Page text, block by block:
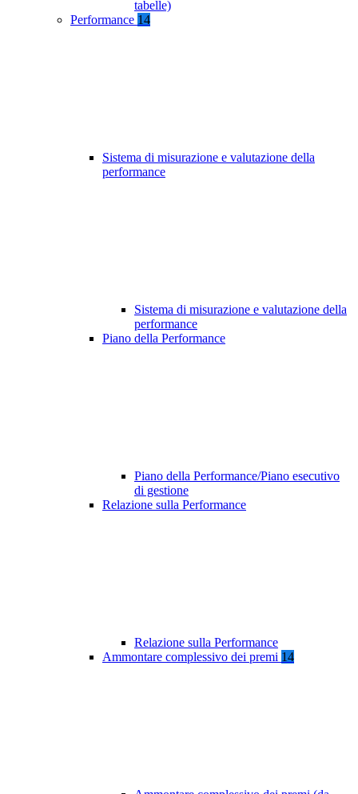
tabelle)
Performance 14
Sistema di misurazione e valutazione della
performance
Sistema di misurazione e valutazione della
performance
Piano della Performance
Piano della Performance/Piano esecutivo
di gestione
Relazione sulla Performance
Relazione sulla Performance
Ammontare complessivo dei premi 14